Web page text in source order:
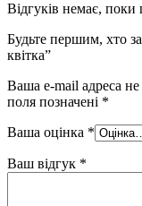
Відгуків немає, поки
Будьте першим, хто
квітка”
Ваша e-mail адреса
поля позначені *
Ваша оцінка *
Ваш відгук *